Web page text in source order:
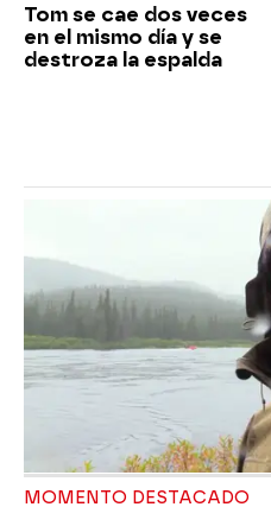
Tom se cae dos veces
en el mismo día y se
destroza la espalda
MOMENTO DESTACADO